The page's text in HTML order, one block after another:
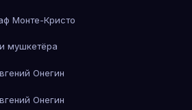
Монте-Кристо
мушкетёра
Онегин
Онегин